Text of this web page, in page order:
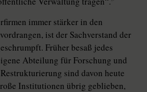
immer stärker in den
ist der Sachverstand der
Früher besaß jedes
Abteilung für Forschung und
sind davon heute
Institutionen übrig geblieben,